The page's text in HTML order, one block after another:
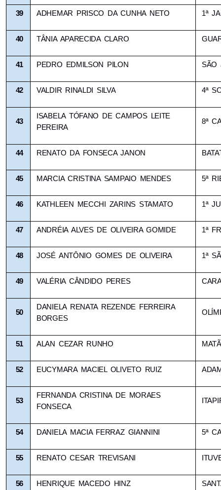
39 ADHEMAR PRISCO DA CUNHA NETO 1ª
40 TÂNIA APARECIDA CLARO
41 PEDRO EDMILSON PILON SÃO
42 VALDIR RINALDI SILVA 4ª
43
ISABELA TÓFANO DE CAMPOS LEITE
PEREIRA
8ª
44 RENATO DA FONSECA JANON
45 MARCIA CRISTINA SAMPAIO MENDES 5ª
46 KATHLEEN MECCHI ZARINS STAMATO 1ª
47 ANDRÉIA ALVES DE OLIVEIRA GOMIDE 1ª
48 JOSÉ ANTÔNIO GOMES DE OLIVEIRA 1ª
49 VALÉRIA CÂNDIDO PERES
50
DANIELA RENATA REZENDE FERREIRA
BORGES
51 ALAN CEZAR RUNHO
52 EUCYMARA MACIEL OLIVETO RUIZ
53
FERNANDA CRISTINA DE MORAES
FONSECA
54 DANIELA MACIA FERRAZ GIANNINI 5ª
55 RENATO CESAR TREVISANI
56 HENRIQUE MACEDO HINZ